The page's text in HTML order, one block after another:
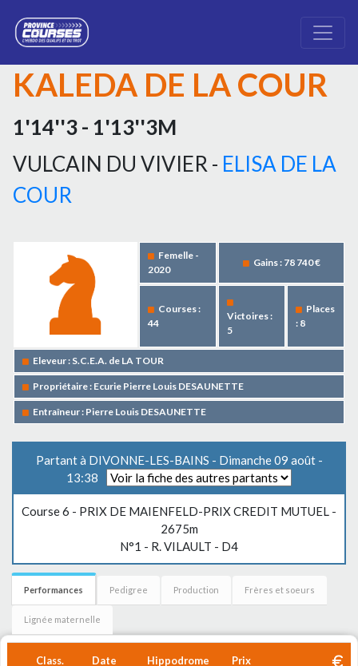
KALEDA DE LA COUR
1'14''3 - 1'13''3M
VULCAIN DU VIVIER - ELISA DE LA
COUR
Femelle -
2020
Gains : 78 740 €
Courses :
44
Victoires :
5
Places
: 8
Eleveur : S.C.E.A. de LA TOUR
Propriétaire : Ecurie Pierre Louis DESAUNETTE
Entraîneur : Pierre Louis DESAUNETTE
Partant à DIVONNE-LES-BAINS - Dimanche 09 août -
13:38
Course 6 - PRIX DE MAIENFELD-PRIX CREDIT MUTUEL -
2675m
N°1 - R. VILAULT - D4
Performances Pedigree Production Frères et soeurs
Lignée maternelle
Class. Date Hippodrome Prix